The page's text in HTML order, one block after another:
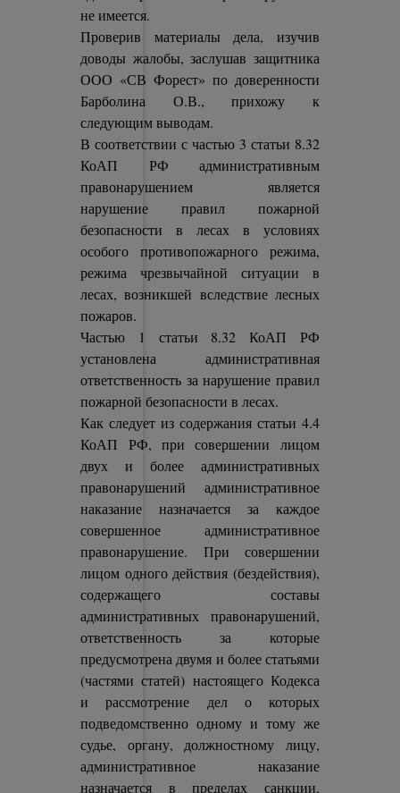
не имеется.
Проверив материалы дела, изучив
доводы жалобы, заслушав защитника
ООО «СВ Форест» по доверенности
Барболина О.В., прихожу к
следующим выводам.
В соответствии с частью 3 статьи 8.32
КоАП РФ административным
правонарушением является
нарушение правил пожарной
безопасности в лесах в условиях
особого противопожарного режима,
режима чрезвычайной ситуации в
лесах, возникшей вследствие лесных
пожаров.
Частью 1 статьи 8.32 КоАП РФ
установлена административная
ответственность за нарушение правил
пожарной безопасности в лесах.
Как следует из содержания статьи 4.4
КоАП РФ, при совершении лицом
двух и более административных
правонарушений административное
наказание назначается за каждое
совершенное административное
правонарушение. При совершении
лицом одного действия (бездействия),
содержащего составы
административных правонарушений,
ответственность за которые
предусмотрена двумя и более статьями
(частями статей) настоящего Кодекса
и рассмотрение дел о которых
подведомственно одному и тому же
судье, органу, должностному лицу,
административное наказание
назначается в пределах санкции,